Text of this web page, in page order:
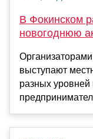
В Фокинском
новогоднюю
выступают
разных